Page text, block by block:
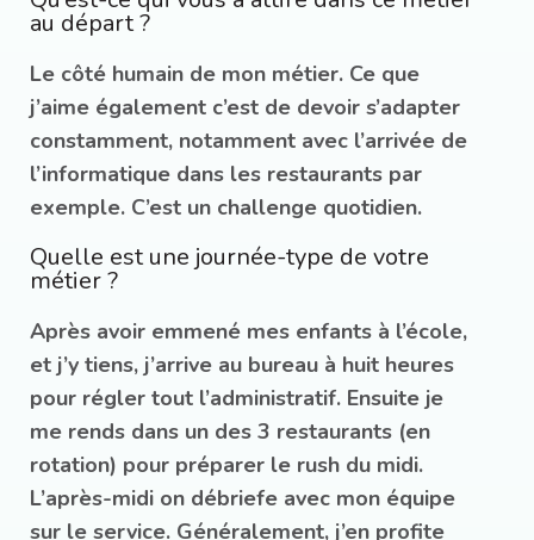
au départ ?
Le côté humain de mon métier. Ce que
j’aime également c’est de devoir s’adapter
constamment, notamment avec l’arrivée de
l’informatique dans les restaurants par
exemple. C’est un challenge quotidien.
Quelle est une journée-type de votre
métier ?
Après avoir emmené mes enfants à l’école,
et j’y tiens, j’arrive au bureau à huit heures
pour régler tout l’administratif. Ensuite je
me rends dans un des 3 restaurants (en
rotation) pour préparer le rush du midi.
L’après-midi on débriefe avec mon équipe
sur le service. Généralement, j’en profite